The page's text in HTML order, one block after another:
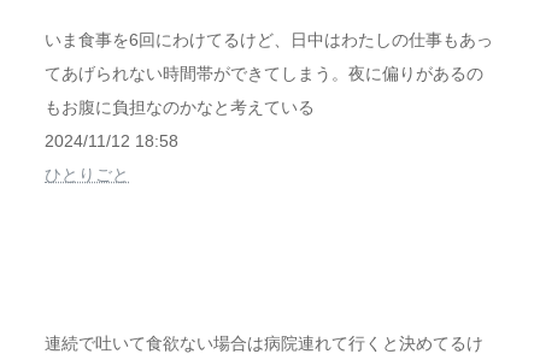
いま食事を6回にわけてるけど、日中はわたしの仕事もあっ
てあげられない時間帯ができてしまう。夜に偏りがあるの
もお腹に負担なのかなと考えている
2024/11/12 18:58
ひとりごと
連続で吐いて食欲ない場合は病院連れて行くと決めてるけ